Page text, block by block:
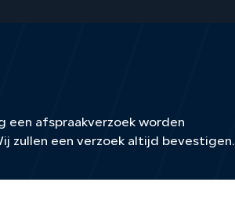
een afspraakverzoek worden
zullen een verzoek altijd bevestigen.